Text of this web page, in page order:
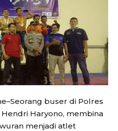
buser di Polres
Haryono, membina
menjadi atlet